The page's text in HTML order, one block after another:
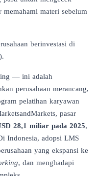
memahami materi sebelum
berinvestasi di
— ini adalah
perusahaan merancang,
pelatihan karyawan
pasar
28,1 miliar pada 2025,
Indonesia, adopsi LMS
yang ekspansi ke
, dan menghadapi